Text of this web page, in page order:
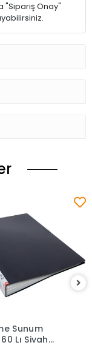
"Sipariş Onay"
Sepete Ekle
Sunum
Lı Siyah